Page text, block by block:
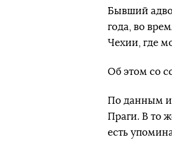
Бывший
года, во
Чехии, где
Об этом со
По данным
Праги. В то
есть